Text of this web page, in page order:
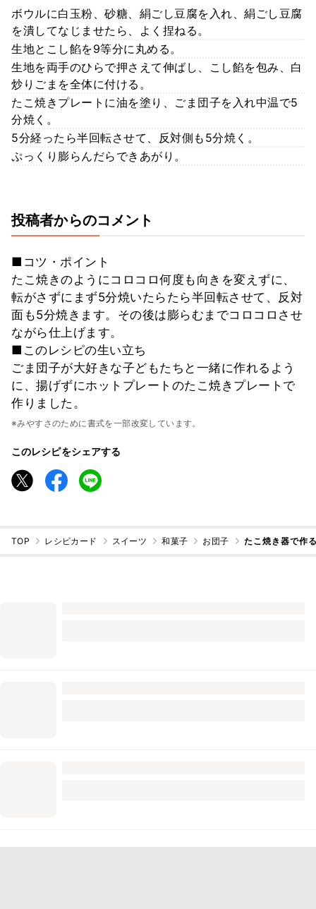
ボウルに白玉粉、砂糖、絹ごし豆腐を入れ、絹ごし豆腐
を潰してなじませたら、よく捏ねる。
生地とこし餡を9等分に丸める。
生地を両手のひらで押さえて伸ばし、こし餡を包み、白
炒りごまを全体に付ける。
たこ焼きプレートに油を塗り、ごま団子を入れ中温で5
分焼く。
5分経ったら半回転させて、反対側も5分焼く。
ぷっくり膨らんだらできあがり。
投稿者からのコメント
■コツ・ポイント
たこ焼きのようにコロコロ何度も向きを変えずに、
転がさずにまず5分焼いたらたら半回転させて、反対
面も5分焼きます。その後は膨らむまでコロコロさせ
ながら仕上げます。
■このレシピの生い立ち
ごま団子が大好きな子どもたちと一緒に作れるよう
に、揚げずにホットプレートのたこ焼きプレートで
作りました。
※みやすさのために書式を一部改変しています。
このレシピをシェアする
TOP レシピカード スイーツ 和菓子 お団子 たこ焼き器で作